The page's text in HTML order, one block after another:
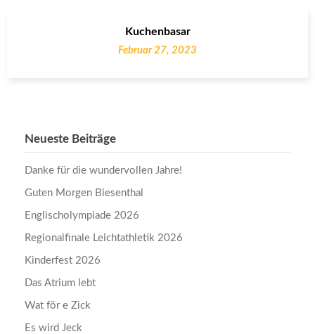
Kuchenbasar
Februar 27, 2023
Neueste Beiträge
Danke für die wundervollen Jahre!
Guten Morgen Biesenthal
Englischolympiade 2026
Regionalfinale Leichtathletik 2026
Kinderfest 2026
Das Atrium lebt
Wat för e Zick
Es wird Jeck